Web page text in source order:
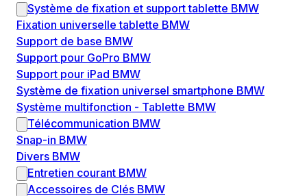
Système de fixation et support tablette BMW
Fixation universelle tablette BMW
Support de base BMW
Support pour GoPro BMW
Support pour iPad BMW
Système de fixation universel smartphone BMW
Système multifonction - Tablette BMW
Télécommunication BMW
Snap-in BMW
Divers BMW
Entretien courant BMW
Accessoires de Clés BMW